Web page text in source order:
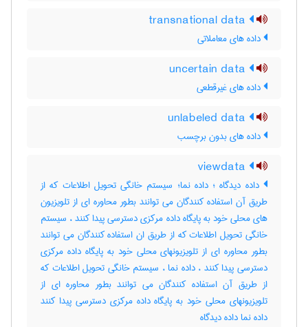
داده های معاملاتی
داده های غیرقطعی
داده های بدون برچسب
داده دیدگاه ؛ داده نما؛ سیستم خانگی تحویل اطلاعات که از
طریق آن استفاده کنندگان می توانند بطور محاوره ای از تلویزیون
های محلی خود به پایگاه داده مرکزی دسترسی پیدا کنند ، سیستم
خانگی تحویل اطلاعات که از طریق ان استفاده کنندگان می توانند
بطور محاوره ای از تلویزیونهای محلی خود به پایگاه داده مرکزی
دسترسی پیدا کنند ، داده نما ، سیستم خانگی تحویل اطلاعات که
از طریق آن استفاده کنندگان می توانند بطور محاوره ای از
تلویزیونهای محلی خود به پایگاه داده مرکزی دسترسی پیدا کنند
داده نما داده دیدگاه